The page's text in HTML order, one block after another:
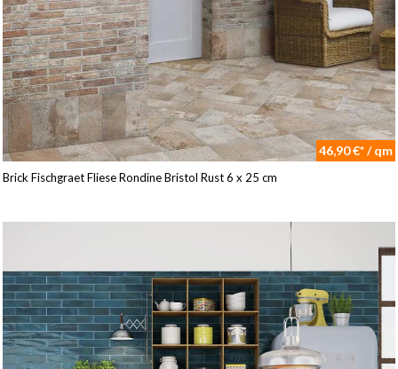
46,90 €* / qm
Brick Fischgraet Fliese Rondine Bristol Rust 6 x 25 cm